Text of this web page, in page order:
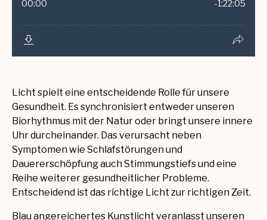
Licht spielt eine entscheidende Rolle für unsere
Gesundheit. Es synchronisiert entweder unseren
Biorhythmus mit der Natur oder bringt unsere innere
Uhr durcheinander. Das verursacht neben
Symptomen wie Schlafstörungen und
Dauererschöpfung auch Stimmungstiefs und eine
Reihe weiterer gesundheitlicher Probleme.
Entscheidend ist das richtige Licht zur richtigen Zeit.
Blau angereichertes Kunstlicht veranlasst unseren